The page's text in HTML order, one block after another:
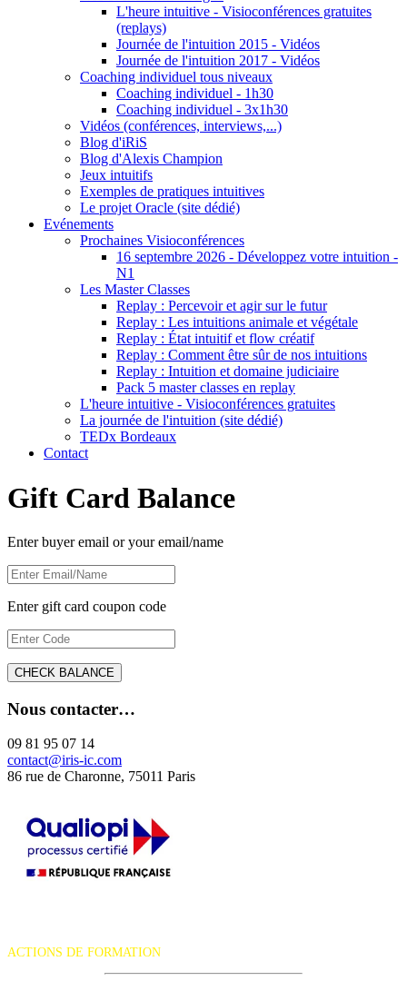
L'heure intuitive - Visioconférences gratuites
(replays)
Journée de l'intuition 2015 - Vidéos
Journée de l'intuition 2017 - Vidéos
Coaching individuel tous niveaux
Coaching individuel - 1h30
Coaching individuel - 3x1h30
Vidéos (conférences, interviews,...)
Blog d'iRiS
Blog d'Alexis Champion
Jeux intuitifs
Exemples de pratiques intuitives
Le projet Oracle (site dédié)
Evénements
Prochaines Visioconférences
16 septembre 2026 - Développez votre intuition -
N1
Les Master Classes
Replay : Percevoir et agir sur le futur
Replay : Les intuitions animale et végétale
Replay : État intuitif et flow créatif
Replay : Comment être sûr de nos intuitions
Replay : Intuition et domaine judiciaire
Pack 5 master classes en replay
L'heure intuitive - Visioconférences gratuites
La journée de l'intuition (site dédié)
TEDx Bordeaux
Contact
Gift Card Balance
Enter buyer email or your email/name
Enter gift card coupon code
Nous contacter…
09 81 95 07 14
contact@iris-ic.com
86 rue de Charonne, 75011 Paris
ACTIONS DE FORMATION